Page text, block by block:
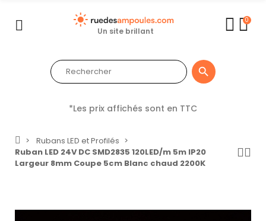
Un site brillant
0

*Les prix affichés sont en TTC
Rubans LED et Profilés
Ruban LED 24V DC SMD2835 120LED/m 5m IP20
Largeur 8mm Coupe 5cm Blanc chaud 2200K